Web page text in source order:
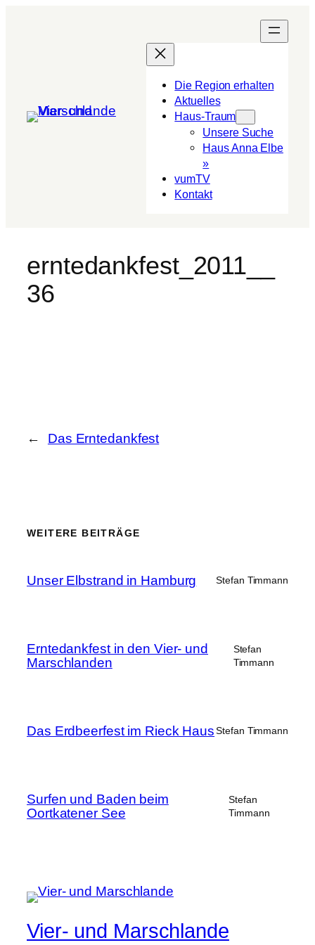
Die Region erhalten
Aktuelles
Haus-Traum
Unsere Suche
Haus Anna Elbe
»
vumTV
Kon­takt
erntedankfest_2011__
36
← Das Erntedankfest
WEITERE BEITRÄGE
Unser Elbstrand in Hamburg Stefan Timmann
Erntedankfest in den Vier- und
Marschlanden
Stefan
Timmann
Das Erdbeerfest im Rieck Haus Stefan Timmann
Surfen und Baden beim
Oortkatener See
Stefan
Timmann
Vier- und Marschlande